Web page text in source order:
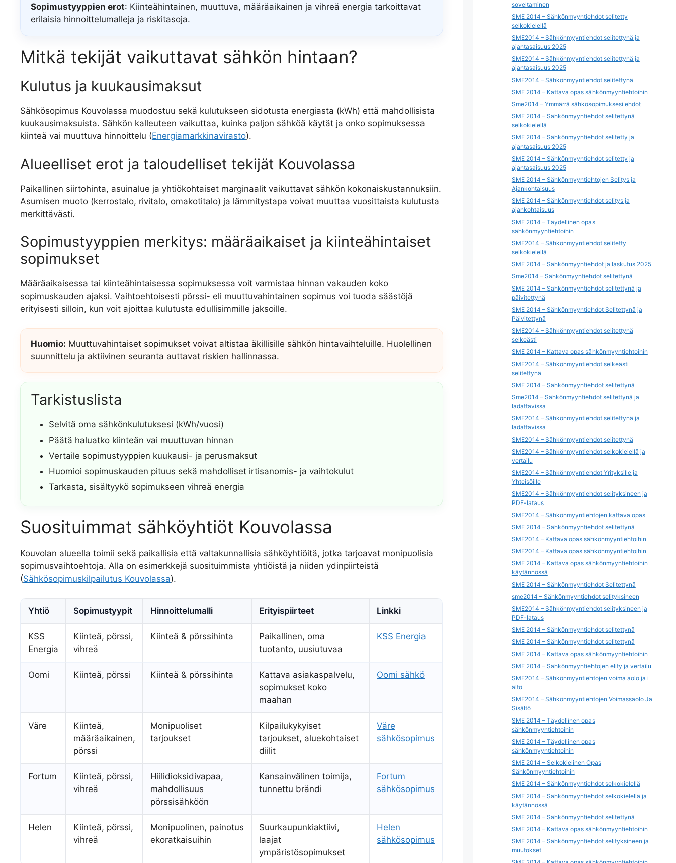
Sopimustyyppien erot: Kiinteähintainen, muuttuva, määräaikainen ja vihreä energia tarkoittavat
erilaisia hinnoittelumalleja ja riskitasoja.
Mitkä tekijät vaikuttavat sähkön hintaan?
Kulutus ja kuukausimaksut
Sähkösopimus Kouvolassa muodostuu sekä kulutukseen sidotusta energiasta (kWh) että mahdollisista
kuukausimaksuista. Sähkön kalleuteen vaikuttaa, kuinka paljon sähköä käytät ja onko sopimuksessa
kiinteä vai muuttuva hinnoittelu (Energiamarkkinavirasto).
Alueelliset erot ja taloudelliset tekijät Kouvolassa
Paikallinen siirtohinta, asuinalue ja yhtiökohtaiset marginaalit vaikuttavat sähkön kokonaiskustannuksiin.
Asumisen muoto (kerrostalo, rivitalo, omakotitalo) ja lämmitystapa voivat muuttaa vuosittaista kulutusta
merkittävästi.
Sopimustyyppien merkitys: määräaikaiset ja kiinteähintaiset
sopimukset
Määräaikaisessa tai kiinteähintaisessa sopimuksessa voit varmistaa hinnan vakauden koko
sopimuskauden ajaksi. Vaihtoehtoisesti pörssi- eli muuttuvahintainen sopimus voi tuoda säästöjä
erityisesti silloin, kun voit ajoittaa kulutusta edullisimmille jaksoille.
Huomio: Muuttuvahintaiset sopimukset voivat altistaa äkillisille sähkön hintavaihteluille. Huolellinen
suunnittelu ja aktiivinen seuranta auttavat riskien hallinnassa.
Tarkistuslista
Selvitä oma sähkönkulutuksesi (kWh/vuosi)
Päätä haluatko kiinteän vai muuttuvan hinnan
Vertaile sopimustyyppien kuukausi- ja perusmaksut
Huomioi sopimuskauden pituus sekä mahdolliset irtisanomis- ja vaihtokulut
Tarkasta, sisältyykö sopimukseen vihreä energia
Suosituimmat sähköyhtiöt Kouvolassa
Kouvolan alueella toimii sekä paikallisia että valtakunnallisia sähköyhtiöitä, jotka tarjoavat monipuolisia
sopimusvaihtoehtoja. Alla on esimerkkejä suosituimmista yhtiöistä ja niiden ydinpiirteistä
(Sähkösopimuskilpailutus Kouvolassa).
Yhtiö Sopimustyypit Hinnoittelumalli Erityispiirteet Linkki
KSS
Energia
Kiinteä, pörssi,
vihreä
Kiinteä & pörssihinta
Paikallinen, oma
tuotanto, uusiutuvaa
KSS Energia
Oomi Kiinteä, pörssi Kiinteä & pörssihinta
Kattava asiakaspalvelu,
sopimukset koko
maahan
Oomi sähkö
Väre
Kiinteä,
määräaikainen,
pörssi
Monipuoliset
tarjoukset
Kilpailukykyiset
tarjoukset, aluekohtaiset
diilit
Väre
sähkösopimus
Fortum
Kiinteä, pörssi,
vihreä
Hiilidioksidivapaa,
mahdollisuus
pörssisähköön
Kansainvälinen toimija,
tunnettu brändi
Fortum
sähkösopimus
Helen
Kiinteä, pörssi,
vihreä
Monipuolinen, painotus
ekoratkaisuihin
Suurkaupunkiaktiivi,
laajat
ympäristösopimukset
Helen
sähkösopimus
soveltaminen
SME 2014 – Sähkönmyyntiehdot selitetty
selkokielellä
SME2014 – Sähkönmyyntiehdot selitettynä ja
ajantasaisuus 2025
SME2014 – Sähkönmyyntiehdot selitettynä ja
ajantasaisuus 2025
SME2014 – Sähkönmyyntiehdot selitettynä
SME 2014 – Kattava opas sähkönmyyntiehtoihin
Sme2014 – Ymmärrä sähkösopimuksesi ehdot
SME 2014 – Sähkönmyyntiehdot selitettynä
selkokielellä
SME 2014 – Sähkönmyyntiehdot selitetty ja
ajantasaisuus 2025
SME 2014 – Sähkönmyyntiehdot selitetty ja
ajantasaisuus 2025
SME 2014 – Sähkönmyyntiehtojen Selitys ja
Ajankohtaisuus
SME 2014 – Sähkönmyyntiehdot selitys ja
ajankohtaisuus
SME 2014 – Täydellinen opas
sähkönmyyntiehtoihin
SME2014 – Sähkönmyyntiehdot selitetty
selkokielellä
SME 2014 – Sähkönmyyntiehdot ja laskutus 2025
Sme2014 – Sähkönmyyntiehdot selitettynä
SME 2014 – Sähkönmyyntiehdot selitettynä ja
päivitettynä
SME 2014 – Sähkönmyyntiehdot Selitettynä ja
Päivitettynä
SME2014 – Sähkönmyyntiehdot selitettynä
selkeästi
SME 2014 – Kattava opas sähkönmyyntiehtoihin
SME2014 – Sähkönmyyntiehdot selkeästi
selitettynä
SME 2014 – Sähkönmyyntiehdot selitettynä
Sme2014 – Sähkönmyyntiehdot selitettynä ja
ladattavissa
SME2014 – Sähkönmyyntiehdot selitettynä ja
ladattavissa
SME2014 – Sähkönmyyntiehdot selitettynä
SME2014 – Sähkönmyyntiehdot selkokielellä ja
vertailu
SME2014 – Sähkönmyyntiehdot Yrityksille ja
Yhteisöille
SME2014 – Sähkönmyyntiehdot selityksineen ja
PDF-lataus
SME2014 – Sähkönmyyntiehtojen kattava opas
SME 2014 – Sähkönmyyntiehdot selitettynä
SME2014 – Kattava opas sähkönmyyntiehtoihin
SME2014 – Kattava opas sähkönmyyntiehtoihin
SME 2014 – Kattava opas sähkönmyyntiehtoihin
käytännössä
SME 2014 – Sähkönmyyntiehdot Selitettynä
sme2014 – Sähkönmyyntiehdot selityksineen
SME2014 – Sähkönmyyntiehdot selityksineen ja
PDF-lataus
SME 2014 – Sähkönmyyntiehdot selitettynä
SME 2014 – Sähkönmyyntiehdot selitettynä
SME 2014 – Kattava opas sähkönmyyntiehtoihin
SME 2014 – Sähkönmyyntiehtojen elity ja vertailu
SME2014 – Sähkönmyyntiehtojen voima aolo ja i
ältö
SME2014 – Sähkönmyyntiehtojen Voimassaolo Ja
Sisältö
SME 2014 – Täydellinen opas
sähkönmyyntiehtoihin
SME 2014 – Täydellinen opas
sähkönmyyntiehtoihin
SME 2014 – Selkokielinen Opas
Sähkönmyyntiehtoihin
SME 2014 – Sähkönmyyntiehdot selkokielellä
SME 2014 – Sähkönmyyntiehdot selkokielellä ja
käytännössä
SME 2014 – Sähkönmyyntiehdot selitettynä
SME 2014 – Kattava opas sähkönmyyntiehtoihin
SME 2014 – Sähkönmyyntiehdot selityksineen ja
muutokset